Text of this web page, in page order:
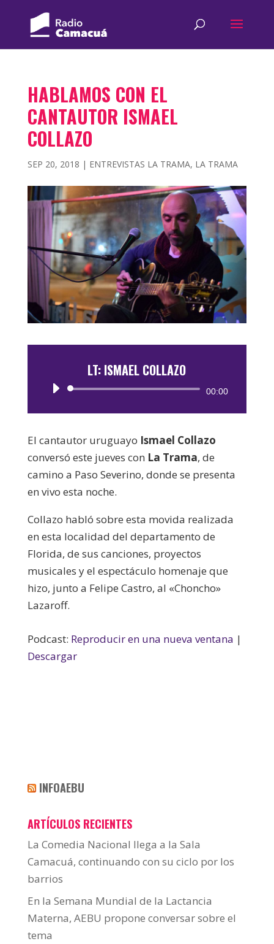
HABLAMOS CON EL
CANTAUTOR ISMAEL
COLLAZO
SEP 20, 2018 | ENTREVISTAS LA TRAMA, LA TRAMA
LT: ISMAEL COLLAZO
Reproductor
00:00
El cantautor uruguayo Ismael Collazo
conversó este jueves con La Trama, de
camino a Paso Severino, donde se presenta
en vivo esta noche.
Collazo habló sobre esta movida realizada
en esta localidad del departamento de
Florida, de sus canciones, proyectos
musicales y el espectáculo homenaje que
hizo, junto a Felipe Castro, al «Choncho»
Lazaroff.
Podcast: Reproducir en una nueva ventana |
Descargar
INFOAEBU
ARTÍCULOS RECIENTES
La Comedia Nacional llega a la Sala
Camacuá, continuando con su ciclo por los
barrios
En la Semana Mundial de la Lactancia
Materna, AEBU propone conversar sobre el
tema